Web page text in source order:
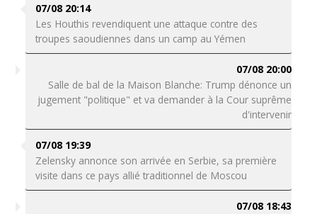
07/08 20:14
Les Houthis revendiquent une attaque contre des
troupes saoudiennes dans un camp au Yémen
07/08 20:00
Salle de bal de la Maison Blanche: Trump dénonce un
jugement "politique" et va demander à la Cour suprême
d'intervenir
07/08 19:39
Zelensky annonce son arrivée en Serbie, sa première
visite dans ce pays allié traditionnel de Moscou
07/08 18:43